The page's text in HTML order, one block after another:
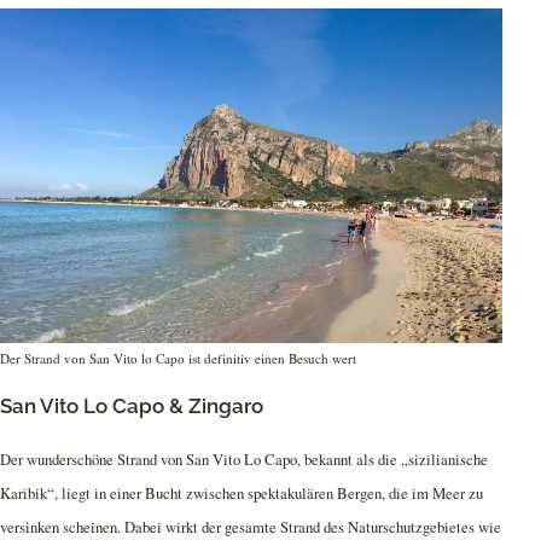
Der Strand von San Vito lo Capo ist definitiv einen Besuch wert
San Vito Lo Capo & Zingaro
Der wunderschöne Strand von San Vito Lo Capo, bekannt als die „sizilianische
Karibik“, liegt in einer Bucht zwischen spektakulären Bergen, die im Meer zu
versinken scheinen. Dabei wirkt der gesamte Strand des Naturschutzgebietes wie